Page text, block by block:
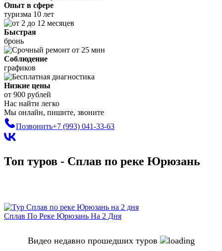
Опыт в сфере
туризма 10 лет
Быстрая
бронь
Соблюдение
графиков
Низкие цены
от 900 рублей
Нас найти легко
Мы онлайн, пишите, звоните
Позвонить+7 (993) 041-33-63
Топ туров - Сплав по реке Юрюзань
Сплав По Реке Юрюзань На 2 Дня
Видео недавно прошедших туров